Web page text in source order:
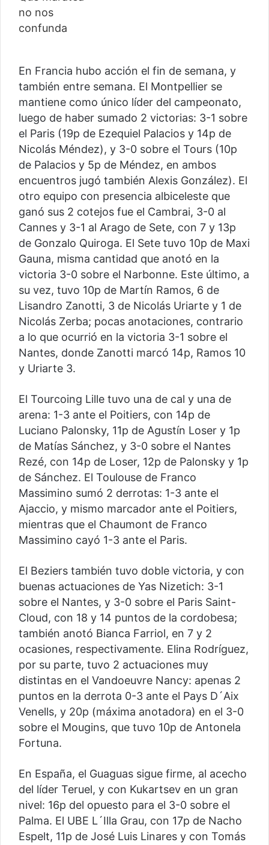
En Francia hubo acción el fin de semana, y
también entre semana. El Montpellier se
mantiene como único líder del campeonato,
luego de haber sumado 2 victorias: 3-1 sobre
el Paris (19p de Ezequiel Palacios y 14p de
Nicolás Méndez), y 3-0 sobre el Tours (10p
de Palacios y 5p de Méndez, en ambos
encuentros jugó también Alexis González). El
otro equipo con presencia albiceleste que
ganó sus 2 cotejos fue el Cambrai, 3-0 al
Cannes y 3-1 al Arago de Sete, con 7 y 13p
de Gonzalo Quiroga. El Sete tuvo 10p de Maxi
Gauna, misma cantidad que anotó en la
victoria 3-0 sobre el Narbonne. Este último, a
su vez, tuvo 10p de Martín Ramos, 6 de
Lisandro Zanotti, 3 de Nicolás Uriarte y 1 de
Nicolás Zerba; pocas anotaciones, contrario
a lo que ocurrió en la victoria 3-1 sobre el
Nantes, donde Zanotti marcó 14p, Ramos 10
y Uriarte 3.
El Tourcoing Lille tuvo una de cal y una de
arena: 1-3 ante el Poitiers, con 14p de
Luciano Palonsky, 11p de Agustín Loser y 1p
de Matías Sánchez, y 3-0 sobre el Nantes
Rezé, con 14p de Loser, 12p de Palonsky y 1p
de Sánchez. El Toulouse de Franco
Massimino sumó 2 derrotas: 1-3 ante el
Ajaccio, y mismo marcador ante el Poitiers,
mientras que el Chaumont de Franco
Massimino cayó 1-3 ante el Paris.
El Beziers también tuvo doble victoria, y con
buenas actuaciones de Yas Nizetich: 3-1
sobre el Nantes, y 3-0 sobre el Paris Saint-
Cloud, con 18 y 14 puntos de la cordobesa;
también anotó Bianca Farriol, en 7 y 2
ocasiones, respectivamente. Elina Rodríguez,
por su parte, tuvo 2 actuaciones muy
distintas en el Vandoeuvre Nancy: apenas 2
puntos en la derrota 0-3 ante el Pays D´Aix
Venells, y 20p (máxima anotadora) en el 3-0
sobre el Mougins, que tuvo 10p de Antonela
Fortuna.
En España, el Guaguas sigue firme, al acecho
del líder Teruel, y con Kukartsev en un gran
nivel: 16p del opuesto para el 3-0 sobre el
Palma. El UBE L´Illa Grau, con 17p de Nacho
Espelt, 11p de José Luis Linares y con Tomás